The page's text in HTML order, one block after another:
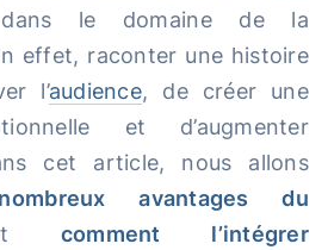
le domaine de la
effet, raconter une histoire
l’audience, de créer une
et d’augmenter
cet article, nous allons
avantages du
comment l’intégrer